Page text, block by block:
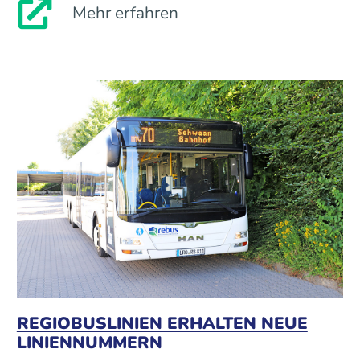
Mehr erfahren
REGIOBUSLINIEN ERHALTEN NEUE
LINIENNUMMERN